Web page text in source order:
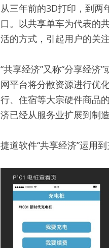
从三年前的3D打印，到两
口。以共享单车为代表的
活的方式，引起用户的关
“共享经济”又称“分享经济
网平台将分散资源进行优
行、住宿等大宗硬件商品
济已经从服务业扩展到制
捷道软件“共享经济”运用